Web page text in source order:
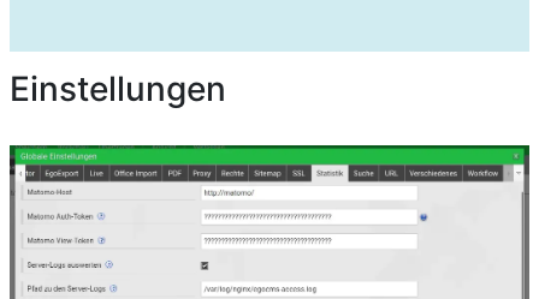
Einstellungen